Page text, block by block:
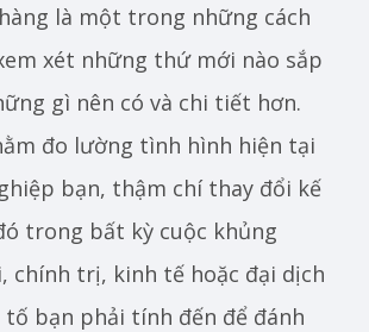
là một trong những cách
xét những thứ mới nào sắp
gì nên có và chi tiết hơn.
đo lường tình hình hiện tại
bạn, thậm chí thay đổi kế
trong bất kỳ cuộc khủng
chính trị, kinh tế hoặc đại dịch
tố bạn phải tính đến để đánh